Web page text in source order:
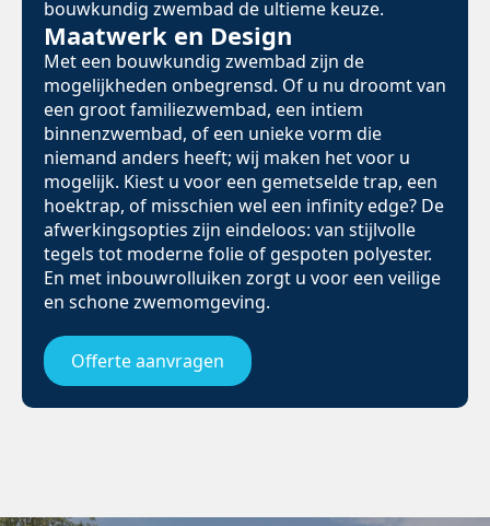
bouwkundig zwembad de ultieme keuze.
Maatwerk en Design
Met een bouwkundig zwembad zijn de
mogelijkheden onbegrensd. Of u nu droomt van
een groot familiezwembad, een intiem
binnenzwembad, of een unieke vorm die
niemand anders heeft; wij maken het voor u
mogelijk. Kiest u voor een gemetselde trap, een
hoektrap, of misschien wel een infinity edge? De
afwerkingsopties zijn eindeloos: van stijlvolle
tegels tot moderne folie of gespoten polyester.
En met inbouwrolluiken zorgt u voor een veilige
en schone zwemomgeving.
Offerte aanvragen